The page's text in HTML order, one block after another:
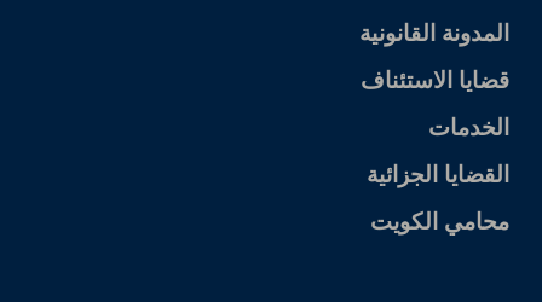
المدونة القانونية
قضايا الاستئناف
الخدمات
القضايا الجزائية
محامي الكويت